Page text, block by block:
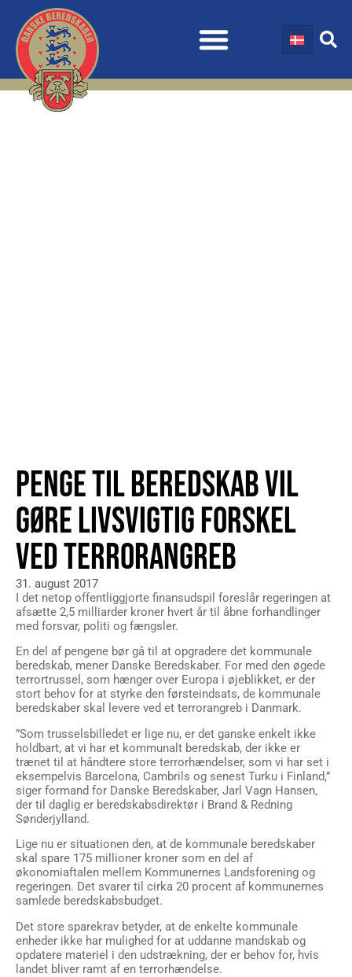
PENGE TIL BEREDSKAB VIL
GØRE LIVSVIGTIG FORSKEL
VED TERRORANGREB
31. august 2017
I det netop offentliggjorte finansudspil foreslår regeringen at
afsætte 2,5 milliarder kroner hvert år til åbne forhandlinger
med forsvar, politi og fængsler.
En del af pengene bør gå til at opgradere det kommunale
beredskab, mener Danske Beredskaber. For med den øgede
terrortrussel, som hænger over Europa i øjeblikket, er der
stort behov for at styrke den førsteindsats, de kommunale
beredskaber skal levere ved et terrorangreb i Danmark.
”Som trusselsbilledet er lige nu, er det ganske enkelt ikke
holdbart, at vi har et kommunalt beredskab, der ikke er
trænet til at håndtere store terrorhændelser, som vi har set i
eksempelvis Barcelona, Cambrils og senest Turku i Finland,”
siger formand for Danske Beredskaber, Jarl Vagn Hansen,
der til daglig er beredskabsdirektør i Brand & Redning
Sønderjylland.
Lige nu er situationen den, at de kommunale beredskaber
skal spare 175 millioner kroner som en del af
økonomiaftalen mellem Kommunernes Landsforening og
regeringen. Det svarer til cirka 20 procent af kommunernes
samlede beredskabsbudget.
Det store sparekrav betyder, at de enkelte kommunale
enheder ikke har mulighed for at uddanne mandskab og
opdatere materiel i den udstrækning, der er behov for, hvis
landet bliver ramt af en terrorhændelse.